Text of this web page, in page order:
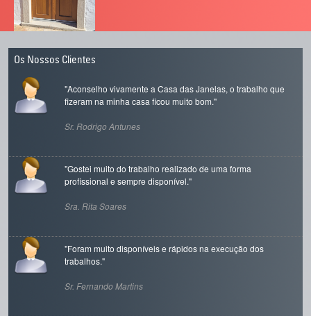
Janela K-LINE 18-01-2024
Abra a sua casa ao conforto.
Janela KLINE a janela luminosa
Os Nossos Clientes
"Aconselho vivamente a Casa das Janelas, o trabalho que
fizeram na minha casa ficou muito bom."
Sr. Rodrigo Antunes
"Gostei muito do trabalho realizado de uma forma
profissional e sempre disponível."
Sra. Rita Soares
"Foram muito disponíveis e rápidos na execução dos
trabalhos."
Sr. Fernando Martins